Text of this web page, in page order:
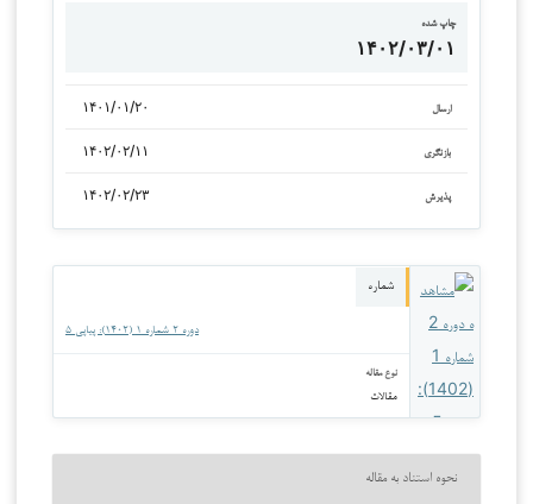
چاپ شده
۱۴۰۲/۰۳/۰۱
ارسال ۱۴۰۱/۰۱/۲۰
بازنگری ۱۴۰۲/۰۲/۱۱
پذیرش ۱۴۰۲/۰۲/۲۳
شماره
دوره ۲ شماره ۱ (۱۴۰۲): پیاپی ۵
نوع مقاله
مقالات
نحوه استناد به مقاله